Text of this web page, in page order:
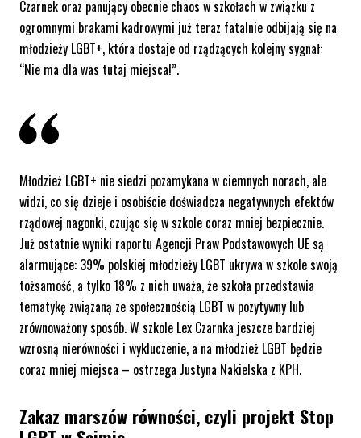
Czarnek oraz panujący obecnie chaos w szkołach w związku z
ogromnymi brakami kadrowymi już teraz fatalnie odbijają się na
młodzieży LGBT+, która dostaje od rządzących kolejny sygnał:
“Nie ma dla was tutaj miejsca!”.
Młodzież LGBT+ nie siedzi pozamykana w ciemnych norach, ale
widzi, co się dzieje i osobiście doświadcza negatywnych efektów
rządowej nagonki, czując się w szkole coraz mniej bezpiecznie.
Już ostatnie wyniki raportu Agencji Praw Podstawowych UE są
alarmujące: 39% polskiej młodzieży LGBT ukrywa w szkole swoją
tożsamość, a tylko 18% z nich uważa, że szkoła przedstawia
tematykę związaną ze społecznością LGBT w pozytywny lub
zrównoważony sposób. W szkole Lex Czarnka jeszcze bardziej
wzrosną nierówności i wykluczenie, a na młodzież LGBT będzie
coraz mniej miejsca – ostrzega Justyna Nakielska z KPH.
Zakaz marszów równości, czyli projekt Stop